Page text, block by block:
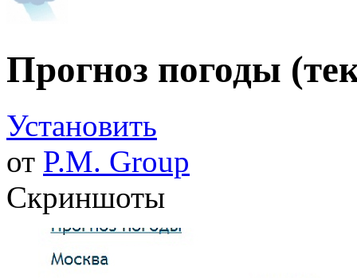
Прогноз погоды
Установить
от P.M. Group
Скриншоты